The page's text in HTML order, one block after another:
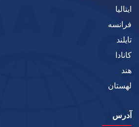
ایتالیا
فرانسه
تایلند
کانادا
هند
لهستان
آدرس